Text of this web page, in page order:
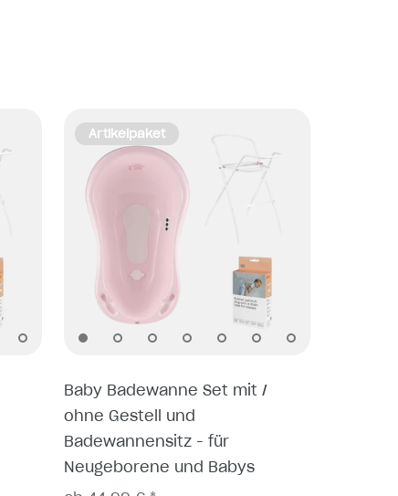
Artikelpaket
Baby Badewanne Set mit /
ohne Gestell und
Badewannensitz - für
Neugeborene und Babys